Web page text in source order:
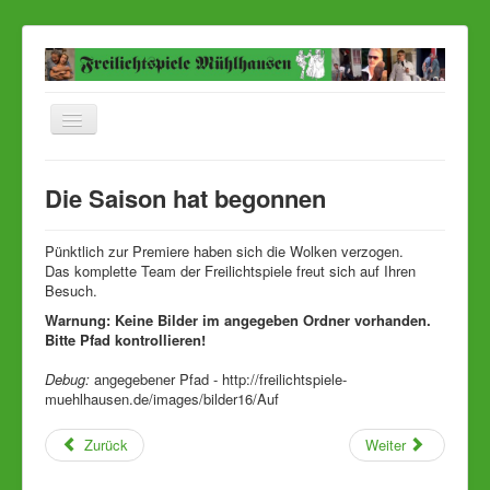
Navigation
Aktuelles Stück
Aktuelle Bilder
Ensemble
Termine
Anfahrt
Presse
Die Saison hat begonnen
Pünktlich zur Premiere haben sich die Wolken verzogen.
Das komplette Team der Freilichtspiele freut sich auf Ihren
Besuch.
Warnung: Keine Bilder im angegeben Ordner vorhanden.
Bitte Pfad kontrollieren!
Debug: angegebener Pfad - http://freilichtspiele-
muehlhausen.de/images/bilder16/Auf
Zurück Weiter